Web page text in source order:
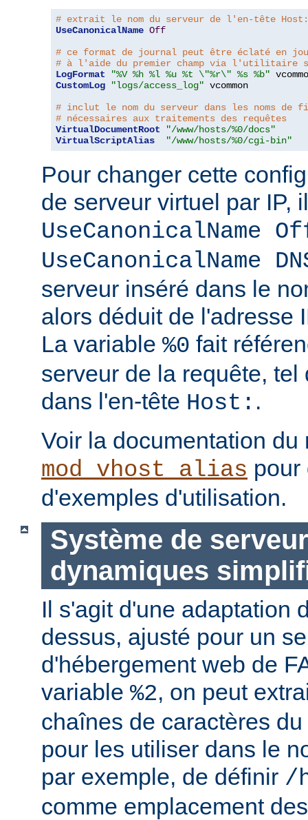
# extrait le nom du serveur de l'en-tête Host:
UseCanonicalName Off
# ce format de journal peut être éclaté en
# à l'aide du premier champ via
LogFormat
"%V %h %l %u %t \"%r\" %s %b"
CustomLog
"logs/access_log" vcommon
# inclut le nom du serveur dans les noms de
# nécessaires aux traitements des requêtes
VirtualDocumentRoot
"/www/hosts/%0/docs"
VirtualScriptAlias
"/www/hosts/%0/cgi-bin"
Pour changer cette
de serveur virtuel par IP,
UseCanonicalName
UseCanonicalName
serveur inséré dans le
alors déduit de l'adresse
La variable %0 fait
serveur de la requête,
dans l'en-tête Host: .
Voir la documentation du
mod_vhost_alias pour
d'exemples d'utilisation.
Système de
dynamiques
Il s'agit d'une adaptation
dessus, ajusté pour un
d'hébergement web de
variable %2, on peut
chaînes de caractères
pour les utiliser dans le
par exemple, de définir /
comme emplacement